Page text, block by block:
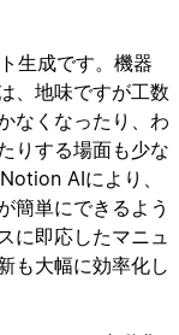
生成です。機器
、地味ですが工数
なくなったり、わ
りする場面も少な
AIにより、
簡単にできるよう
に即応したマニュ
も大幅に効率化し